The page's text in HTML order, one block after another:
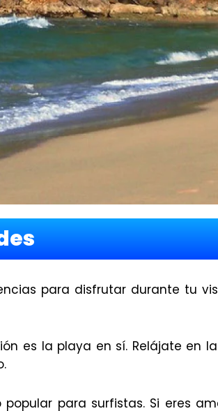
para disfrutar durante tu
es la playa en sí. Relájate en
para surfistas. Si eres